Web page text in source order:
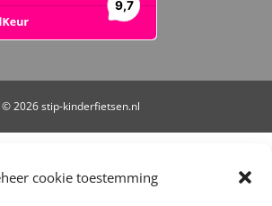
cookie toestemming
© 2026 stip-kinderfietsen.nl
Reviewsis 9.7/10 gebaseerd op 61